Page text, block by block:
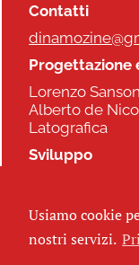
Contatti
Progettazione
Lorenzo
Alberto de
Latografica
Sviluppo
Seguici
Usiamo cookie
nostri servizi.